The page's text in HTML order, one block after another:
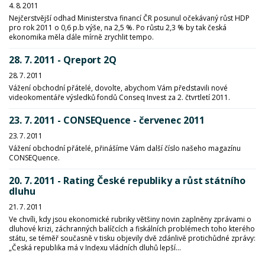
4. 8. 2011
Nejčerstvější odhad Ministerstva financí ČR posunul očekávaný růst HDP
pro rok 2011 o 0,6 p.b výše, na 2,5 %. Po růstu 2,3 % by tak česká
ekonomika měla dále mírně zrychlit tempo.
28. 7. 2011 - Qreport 2Q
28. 7. 2011
Vážení obchodní přátelé, dovolte, abychom Vám představili nové
videokomentáře výsledků fondů Conseq Invest za 2. čtvrtletí 2011.
23. 7. 2011 - CONSEQuence - červenec 2011
23. 7. 2011
Vážení obchodní přátelé, přinášíme Vám další číslo našeho magazínu
CONSEQuence.
20. 7. 2011 - Rating České republiky a růst státního
dluhu
21. 7. 2011
Ve chvíli, kdy jsou ekonomické rubriky většiny novin zaplněny zprávami o
dluhové krizi, záchranných balíčcích a fiskálních problémech toho kterého
státu, se téměř současně v tisku objevily dvě zdánlivě protichůdné zprávy:
„Česká republika má v Indexu vládních dluhů lepší...